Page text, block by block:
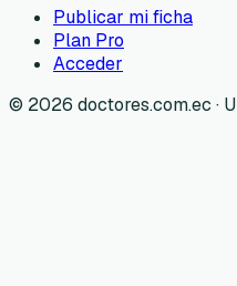
Publicar mi ficha
Plan Pro
Acceder
© 2026 doctores.com.ec ·